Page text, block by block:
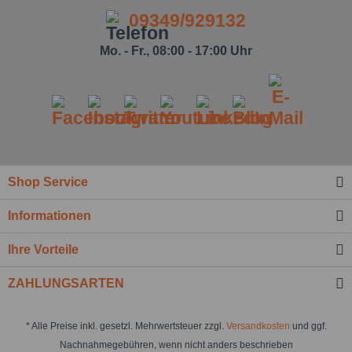
Ich habe die
genommen.*
09349/929132
Mo. - Fr., 08:00 - 17:00 Uhr
Shop Service
Informationen
Ihre Vorteile
ZAHLUNGSARTEN
* Alle Preise inkl. gesetzl. Mehrwertsteuer zzgl. Versandkosten und ggf.
Nachnahmegebühren, wenn nicht anders beschrieben